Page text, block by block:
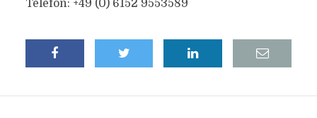
Telefon: +49 (0) 6152 9553589